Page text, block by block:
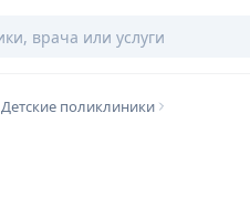
Детские поликлиники